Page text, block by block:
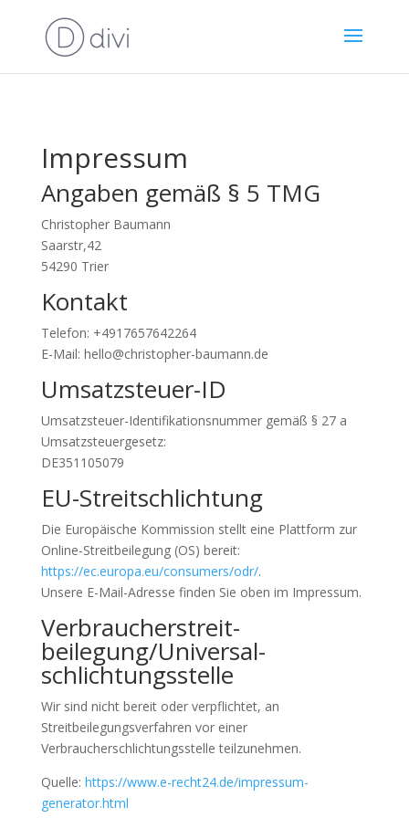
Impressum
Angaben gemäß § 5 TMG
Christopher Baumann
Saarstr,42
54290 Trier
Kontakt
Telefon: +4917657642264
E-Mail: hello@christopher-baumann.de
Umsatzsteuer-ID
Umsatzsteuer-Identifikationsnummer gemäß § 27 a
Umsatzsteuergesetz:
DE351105079
EU-Streitschlichtung
Die Europäische Kommission stellt eine Plattform zur
Online-Streitbeilegung (OS) bereit:
https://ec.europa.eu/consumers/odr/.
Unsere E-Mail-Adresse finden Sie oben im Impressum.
Verbraucher­streit­
beilegung/Universal­
schlichtungs­stelle
Wir sind nicht bereit oder verpflichtet, an
Streitbeilegungsverfahren vor einer
Verbraucherschlichtungsstelle teilzunehmen.
Quelle: https://www.e-recht24.de/impressum-
generator.html